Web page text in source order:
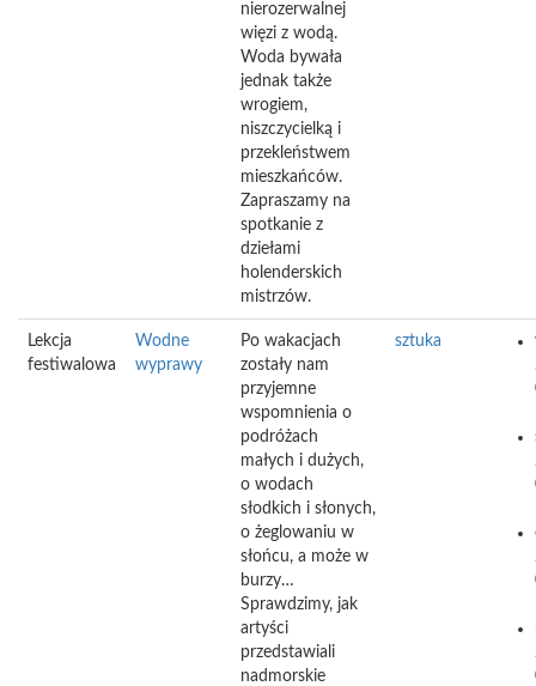
nierozerwalnej
więzi z wodą.
Woda bywała
jednak także
wrogiem,
niszczycielką i
przekleństwem
mieszkańców.
Zapraszamy na
spotkanie z
dziełami
holenderskich
mistrzów.
Lekcja
festiwalowa
Wodne
wyprawy
Po wakacjach
zostały nam
przyjemne
wspomnienia o
podróżach
małych i dużych,
o wodach
słodkich i słonych,
o żeglowaniu w
słońcu, a może w
burzy…
Sprawdzimy, jak
artyści
przedstawiali
nadmorskie
sztuka